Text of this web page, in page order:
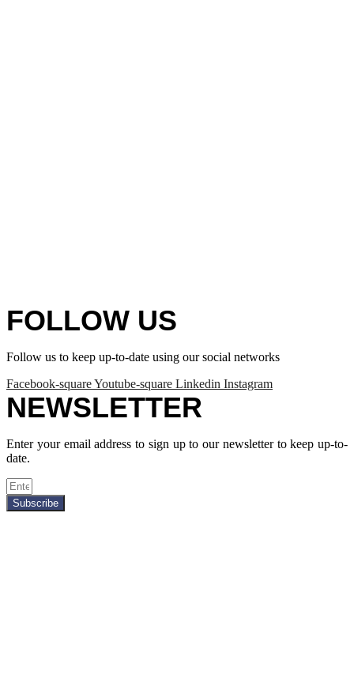
FOLLOW US
Follow us to keep up-to-date using our social networks
Facebook-squareYoutube-square Linkedin Instagram
NEWSLETTER
Enter your email address to sign up to our newsletter to keep up-to-
date.
Subscribe